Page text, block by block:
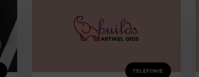
TELEFONIE